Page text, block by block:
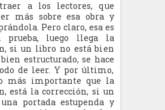
a los lectores, que
más sobre esa obra y
Pero claro, esa es
prueba, luego llega la
si un libro no está bien
estructurado, se hace
de leer. Y por último,
más importante que la
está la corrección, si un
portada estupenda y